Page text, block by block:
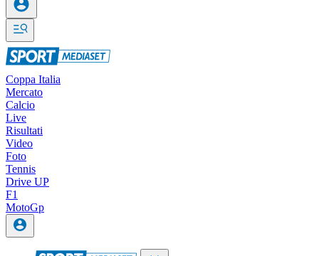
Coppa Italia
Mercato
Calcio
Live
Risultati
Video
Foto
Tennis
Drive UP
F1
MotoGp